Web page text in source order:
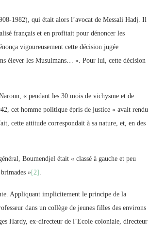
1982), qui était alors l’avocat de Messali Hadj. Il
français et en profitait pour dénoncer les
vigoureusement cette décision jugée
élever les Musulmans… ». Pour lui, cette décision
« pendant les 30 mois de vichysme et de
cet homme politique épris de justice « avait rendu
cette attitude correspondait à sa nature, et, en des
Boumendjel était « classé à gauche et peu
»[2] .
Appliquant implicitement le principe de la
dans un collège de jeunes filles des environs
Hardy, ex-directeur de l’Ecole coloniale, directeur